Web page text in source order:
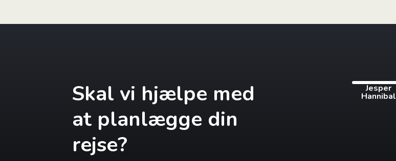
Skal vi hjælpe med
at planlægge din
rejse?
Jesper
Hannibal